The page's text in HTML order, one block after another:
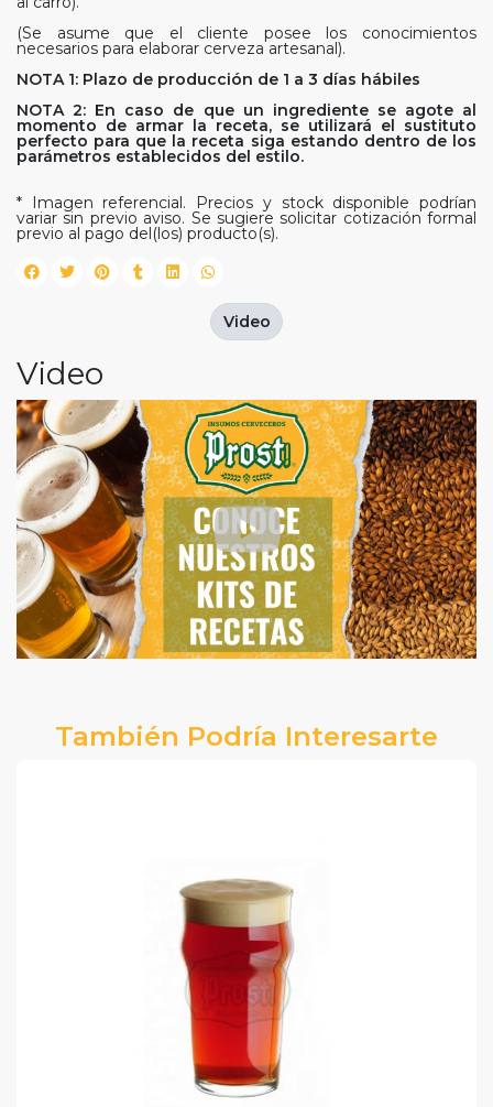
(Se asume que el cliente posee los conocimientos
necesarios para elaborar cerveza artesanal).
NOTA 1: Plazo de producción de 1 a 3 días hábiles
NOTA 2: En caso de que un ingrediente se agote al
momento de armar la receta, se utilizará el sustituto
perfecto para que la receta siga estando dentro de los
parámetros establecidos del estilo.
* Imagen referencial. Precios y stock disponible podrían
variar sin previo aviso. Se sugiere solicitar cotización formal
previo al pago del(los) producto(s).
Video
Video
También Podría Interesarte